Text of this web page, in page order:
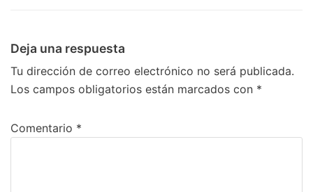
Deja una respuesta
Tu dirección de correo electrónico no será publicada.
Los campos obligatorios están marcados con *
Comentario *